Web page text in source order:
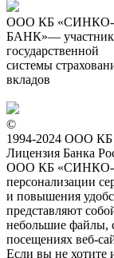
ООО КБ «СИНКО-
БАНК»— участник
государственной
системы
вкладов
©
1994-2024 ООО
Лицензия Банка
ООО КБ
персонализации
и повышения
представляют
небольшие
посещениях веб-
Если вы не хотите